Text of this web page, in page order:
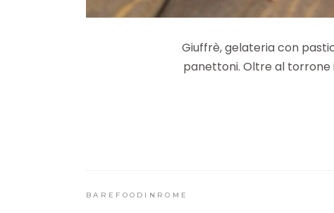
Giuffrè, gelateria con
panettoni. Oltre al torrone
BAREFOODINROME